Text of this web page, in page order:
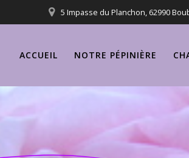
5 Impasse du Planchon, 62990
ACCUEIL NOTRE PÉPINIÈRE